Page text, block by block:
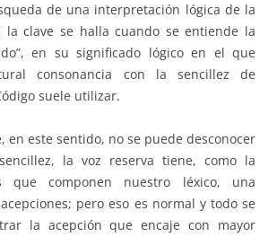
de una interpretación lógica de la
la clave se halla cuando se entiende la
en su significado lógico en el que
consonancia con la sencillez de
suele utilizar.
este sentido, no se puede desconocer
la voz reserva tiene, como la
que componen nuestro léxico, una
pero eso es normal y todo se
la acepción que encaje con mayor